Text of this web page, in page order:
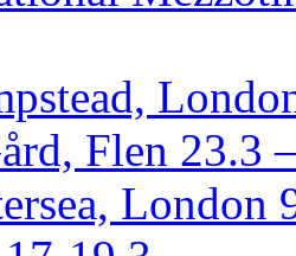
Flen 23.3
London